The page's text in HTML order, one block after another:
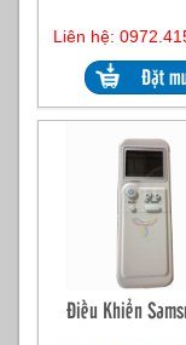
Liên hệ:
Điều Khiển